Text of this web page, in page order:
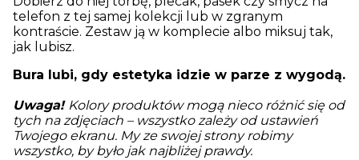
telefon z tej samej kolekcji lub w zgranym
kontraście. Zestaw ją w komplecie albo miksuj tak,
jak lubisz.
Bura lubi, gdy estetyka idzie w parze z wygodą.
Uwaga! Kolory produktów mogą nieco różnić się od
tych na zdjęciach – wszystko zależy od ustawień
Twojego ekranu. My ze swojej strony robimy
wszystko, by było jak najbliżej prawdy.